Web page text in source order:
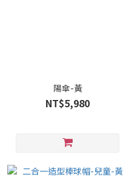
陽傘-黃
NT$5,980